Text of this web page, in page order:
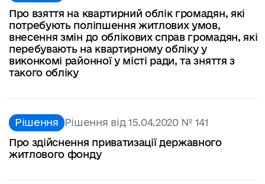
Про взяття на квартирний облік громадян, які
потребують поліпшення житлових умов,
внесення змін до облікових справ громадян, які
перебувають на квартирному обліку у
виконкомі районної у місті ради, та зняття з
такого обліку
Рішення Рішення від 15.04.2020 № 141
Про здійснення приватизації державного
житлового фонду